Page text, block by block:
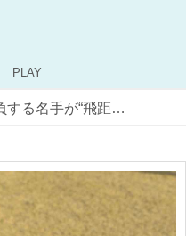
PLAY
ワザで勝負する名手が“飛距離”に目覚めた！進化し続ける藤田寛之の14本